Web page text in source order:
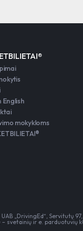
English
mokykloms
„DrivingEd“, Servitutų
– svetainių ir e. parduotuvių